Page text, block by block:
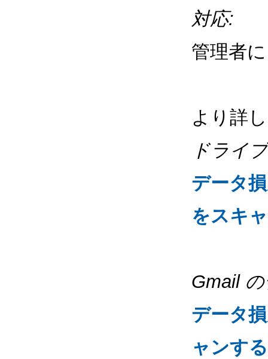
対応:
管理者
より詳
ドライ
データ
をスキ
Gmail
データ
ャンする